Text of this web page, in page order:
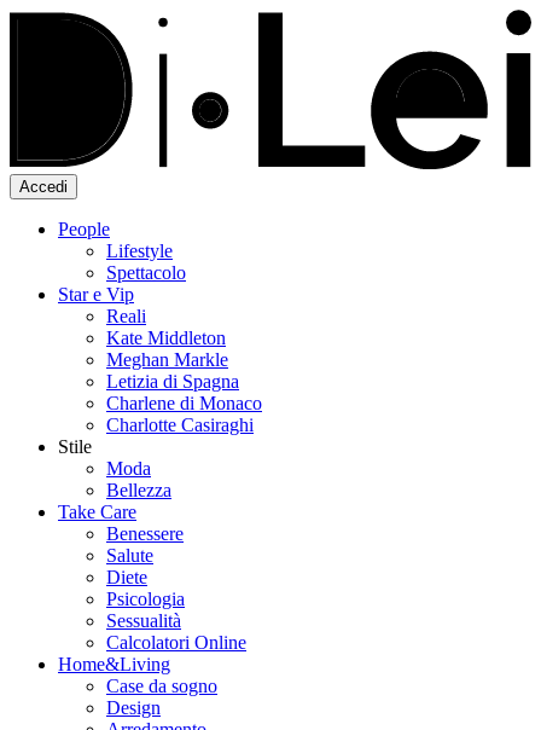
Accedi
People
Lifestyle
Spettacolo
Star e Vip
Reali
Kate Middleton
Meghan Markle
Letizia di Spagna
Charlene di Monaco
Charlotte Casiraghi
Stile
Moda
Bellezza
Take Care
Benessere
Salute
Diete
Psicologia
Sessualità
Calcolatori Online
Home&Living
Case da sogno
Design